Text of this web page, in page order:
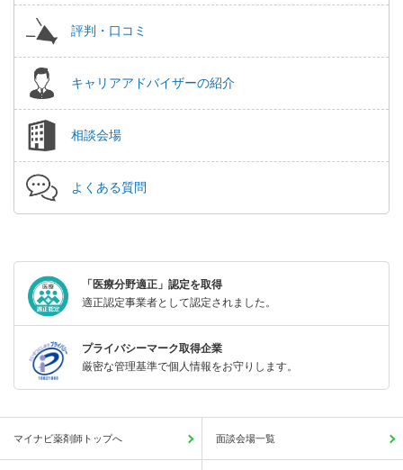
評判・口コミ
キャリアアドバイザーの紹介
相談会場
よくある質問
「医療分野適正」認定を取得
適正認定事業者として認定されました。
プライバシーマーク取得企業
厳密な管理基準で個人情報をお守りします。
マイナビ薬剤師トップへ 面談会場一覧